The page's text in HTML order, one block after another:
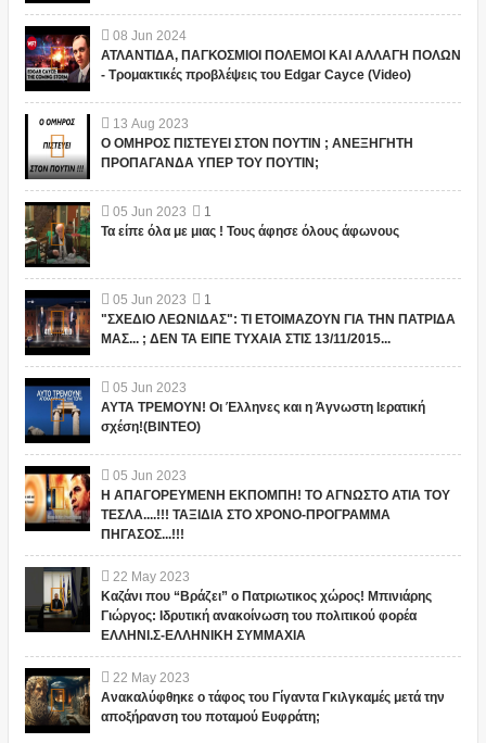
08 Jun 2024
ΑΤΛΑΝΤΙΔΑ, ΠΑΓΚΟΣΜΙΟΙ ΠΟΛΕΜΟΙ ΚΑΙ ΑΛΛΑΓΗ ΠΟΛΩΝ
- Τρομακτικές προβλέψεις του Edgar Cayce (Video)
13 Aug 2023
Ο ΟΜΗΡΟΣ ΠΙΣΤΕΥΕΙ ΣΤΟΝ ΠΟΥΤΙΝ ; ΑΝΕΞΗΓΗΤΗ
ΠΡΟΠΑΓΑΝΔΑ ΥΠΕΡ ΤΟΥ ΠΟΥΤΙΝ;
05 Jun 2023
1
Τα είπε όλα με μιας ! Τους άφησε όλους άφωνους
05 Jun 2023
1
"ΣΧΕΔΙΟ ΛΕΩΝΙΔΑΣ": ΤΙ ΕΤΟΙΜΑΖΟΥΝ ΓΙΑ ΤΗΝ ΠΑΤΡΙΔΑ
ΜΑΣ... ; ΔΕΝ ΤΑ ΕΙΠΕ ΤΥΧΑΙΑ ΣΤΙΣ 13/11/2015...
05 Jun 2023
ΑΥΤΑ ΤΡΕΜΟΥΝ! Οι Έλληνες και η Άγνωστη Ιερατική
σχέση!(ΒΙΝΤΕΟ)
05 Jun 2023
Η ΑΠΑΓΟΡΕΥΜΕΝΗ ΕΚΠΟΜΠΗ! ΤΟ ΑΓΝΩΣΤΟ ΑΤΙΑ ΤΟΥ
ΤΕΣΛΑ....!!! ΤΑΞΙΔΙΑ ΣΤΟ ΧΡΟΝΟ-ΠΡΟΓΡΑΜΜΑ
ΠΗΓΑΣΟΣ...!!!
22 May 2023
Καζάνι που “Βράζει” ο Πατριωτικος χώρος! Μπινιάρης
Γιώργος: Ιδρυτική ανακοίνωση του πολιτικού φορέα
ΕΛΛΗΝΙ.Σ-ΕΛΛΗΝΙΚΗ ΣΥΜΜΑΧΙΑ
22 May 2023
Ανακαλύφθηκε ο τάφος του Γίγαντα Γκιλγκαμές μετά την
αποξήρανση του ποταμού Ευφράτη;